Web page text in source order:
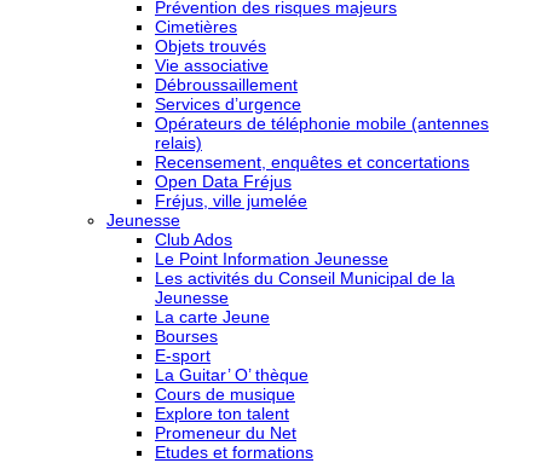
Prévention des risques majeurs
Cimetières
Objets trouvés
Vie associative
Débroussaillement
Services d’urgence
Opérateurs de téléphonie mobile (antennes
relais)
Recensement, enquêtes et concertations
Open Data Fréjus
Fréjus, ville jumelée
Jeunesse
Club Ados
Le Point Information Jeunesse
Les activités du Conseil Municipal de la
Jeunesse
La carte Jeune
Bourses
E-sport
La Guitar’ O’ thèque
Cours de musique
Explore ton talent
Promeneur du Net
Etudes et formations